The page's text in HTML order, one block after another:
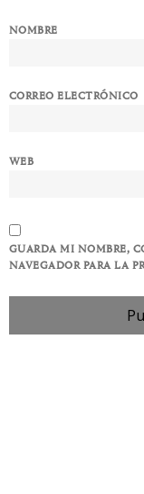
NOMBRE
CORREO ELECTRÓNICO
WEB
GUARDA MI NOMBRE,
NAVEGADOR PARA LA